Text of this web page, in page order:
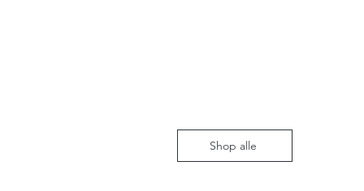
Shop alle